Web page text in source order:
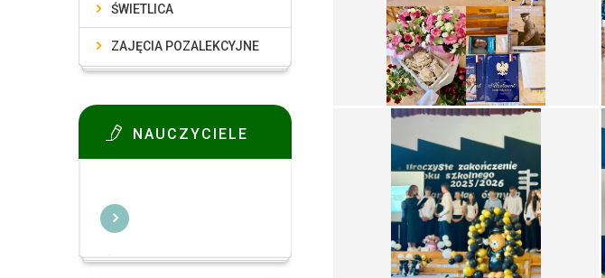
ŚWIETLICA
ZAJĘCIA POZALEKCYJNE
NAUCZYCIELE